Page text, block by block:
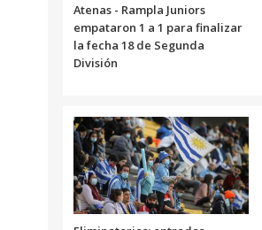
Atenas - Rampla Juniors
empataron 1 a 1 para finalizar
la fecha 18 de Segunda
División